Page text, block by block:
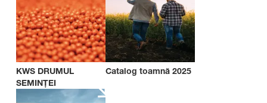
KWS DRUMUL
SEMINȚEI
Catalog toamnă 2025